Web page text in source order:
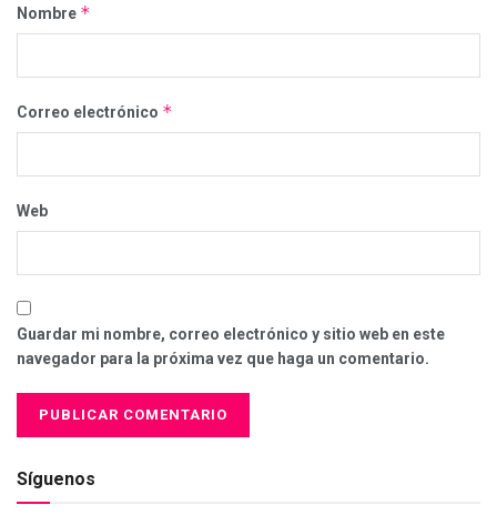
Nombre *
Correo electrónico *
Web
Guardar mi nombre, correo electrónico y sitio web en este
navegador para la próxima vez que haga un comentario.
Síguenos